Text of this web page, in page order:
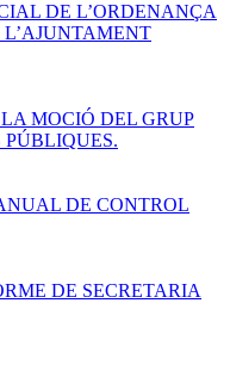
DE L’ORDENANÇA
MOCIÓ DEL GRUP
PÚBLIQUES.
DE CONTROL
DE SECRETARIA